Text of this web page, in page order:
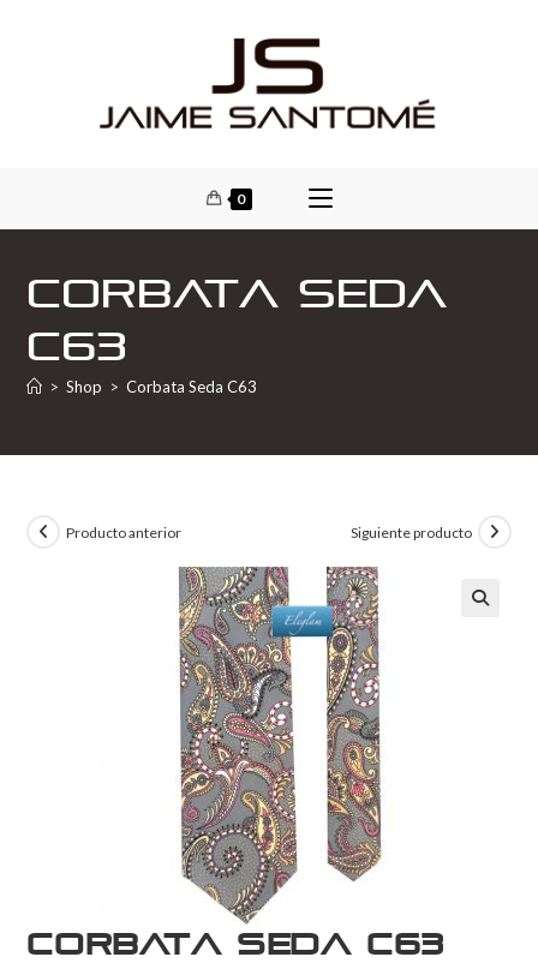
0
Corbata Seda
C63
> Shop > Corbata Seda C63
Producto anterior Siguiente producto
Corbata Seda C63